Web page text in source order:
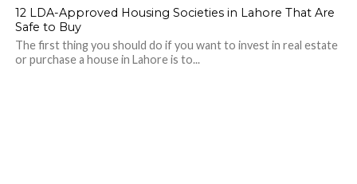
12 LDA-Approved Housing Societies in Lahore That Are
Safe to Buy
The first thing you should do if you want to invest in real estate
or purchase a house in Lahore is to...